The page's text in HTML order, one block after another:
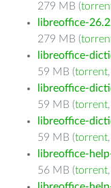
279 MB (
libreoffice-
279 MB (
libreoffice-
59 MB (torrent,
libreoffice-
59 MB (torrent,
libreoffice-
59 MB (torrent,
libreoffice-
56 MB (torrent,